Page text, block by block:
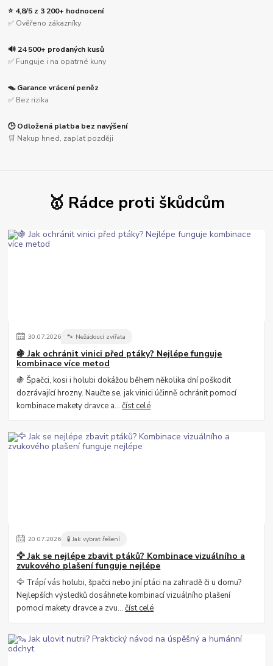
⭐ 4,8/5 z 3 200+ hodnocení
✅ Ověřeno zákazníky
🔊 24 500+ prodaných kusů
✅ Funguje i na opatrné kuny
🪤 Garance vrácení peněz
✅ Bez rizika
🕒 Odložená platba bez navýšení
🛒 Nakup hned, zaplať později
🥇 Rádce proti škůdcům
30.07.2026 🐾 Nežádoucí zvířata
🍇 Jak ochránit vinici před ptáky? Nejlépe funguje
kombinace více metod
🍇 Špačci, kosi i holubi dokážou během několika dní poškodit
dozrávající hrozny. Naučte se, jak vinici účinně ochránit pomocí
kombinace makety dravce a...číst celé
20.07.2026 🧪 Jak vybrat řešení
🦅 Jak se nejlépe zbavit ptáků? Kombinace vizuálního a
zvukového plašení funguje nejlépe
🦅 Trápí vás holubi, špačci nebo jiní ptáci na zahradě či u domu?
Nejlepších výsledků dosáhnete kombinací vizuálního plašení
pomocí makety dravce a zvu...číst celé